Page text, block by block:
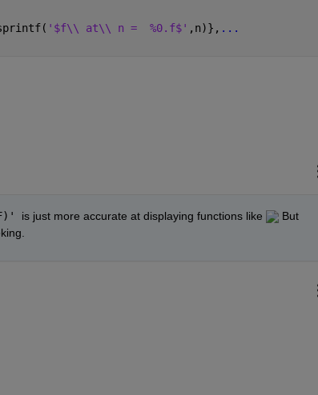
'$f\\ at\\ n =  %0.f$' ,n)}, ...
is just more accurate at displaying functions like
But